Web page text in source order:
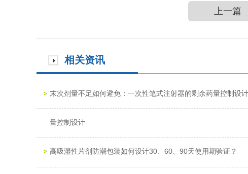
上一篇
相关资讯
末次剂量不足如何避免：一次性笔式注射器的剩余药量控制设
量控制设计
高吸湿性片剂防潮包装如何设计30、60、90天使用期验证？